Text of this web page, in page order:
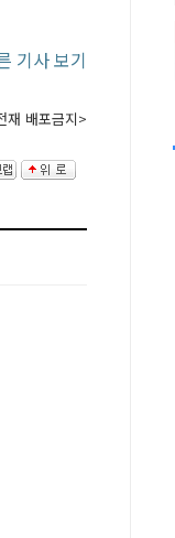
기사 보기
배포금지>